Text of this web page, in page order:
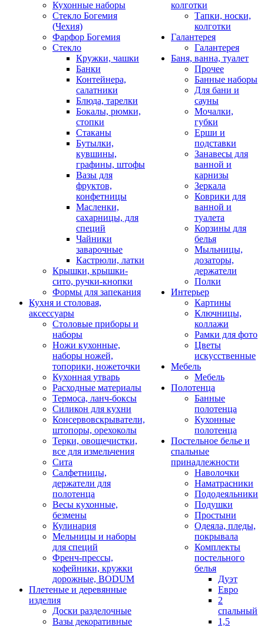
Кухонные наборы
Стекло Богемия
(Чехия)
Фарфор Богемия
Стекло
Кружки, чашки
Банки
Контейнера,
салатники
Блюда, тарелки
Бокалы, рюмки,
стопки
Стаканы
Бутылки,
кувшины,
графины, штофы
Вазы для
фруктов,
конфетницы
Масленки,
сахарницы, для
специй
Чайники
заварочные
Кастрюли, латки
Крышки, крышки-
сито, ручки-кнопки
Формы для запекания
Кухня и столовая,
аксессуары
Столовые приборы и
наборы
Ножи кухонные,
наборы ножей,
топорики, ножеточки
Кухонная утварь
Расходные материалы
Термоса, ланч-боксы
Силикон для кухни
Консервовскрыватели,
штопоры, орехоколы
Терки, овощечистки,
все для измельчения
Сита
Салфетницы,
держатели для
полотенца
Весы кухонные,
безмены
Кулинария
Мельницы и наборы
для специй
Френч-прессы,
кофейники, кружки
дорожные, BODUM
Плетеные и деревянные
изделия
Доски разделочные
Вазы декоративные
колготки
Тапки, носки,
колготки
Галантерея
Галантерея
Баня, ванна, туалет
Прочее
Банные наборы
Для бани и
сауны
Мочалки,
губки
Ерши и
подставки
Занавесы для
ванной и
карнизы
Зеркала
Коврики для
ванной и
туалета
Корзины для
белья
Мыльницы,
дозаторы,
держатели
Полки
Интерьер
Картины
Ключницы,
коллажи
Рамки для фото
Цветы
искусственные
Мебель
Мебель
Полотенца
Банные
полотенца
Кухонные
полотенца
Постельное белье и
спальные
принадлежности
Наволочки
Наматрасники
Пододеяльники
Подушки
Простыни
Одеяла, пледы,
покрывала
Комплекты
постельного
белья
Дуэт
Евро
2
спальный
1,5